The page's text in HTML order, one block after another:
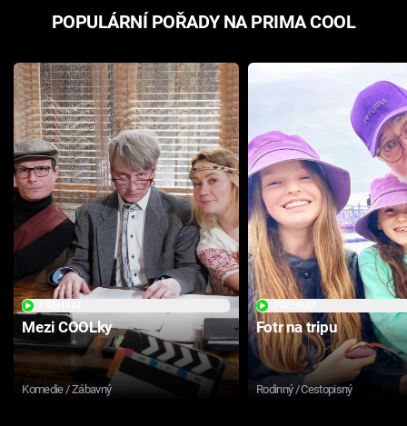
POPULÁRNÍ POŘADY NA PRIMA COOL
Mezi COOLky
Komedie / Zábavný
Fotr na tripu
Rodinný / Cestopisný